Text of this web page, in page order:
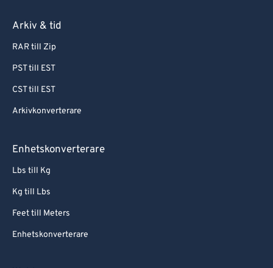
Arkiv & tid
RAR till Zip
PST till EST
CST till EST
Arkivkonverterare
Enhetskonverterare
Lbs till Kg
Kg till Lbs
Feet till Meters
Enhetskonverterare